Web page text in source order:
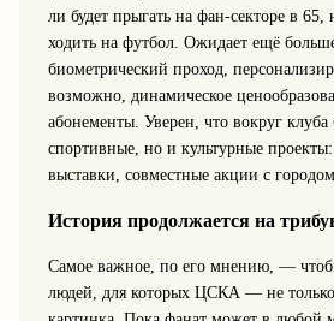
ли будет прыгать на фан‑секторе в
ходить на футбол. Ожидает ещё
биометрический проход,
возможно, динамическое
абонементы. Уверен, что вокруг клуба
спортивные, но и культурные проекты:
выставки, совместные акции с городом.
История продолжается на
Самое важное, по его мнению, —
людей, для которых ЦСКА — не только